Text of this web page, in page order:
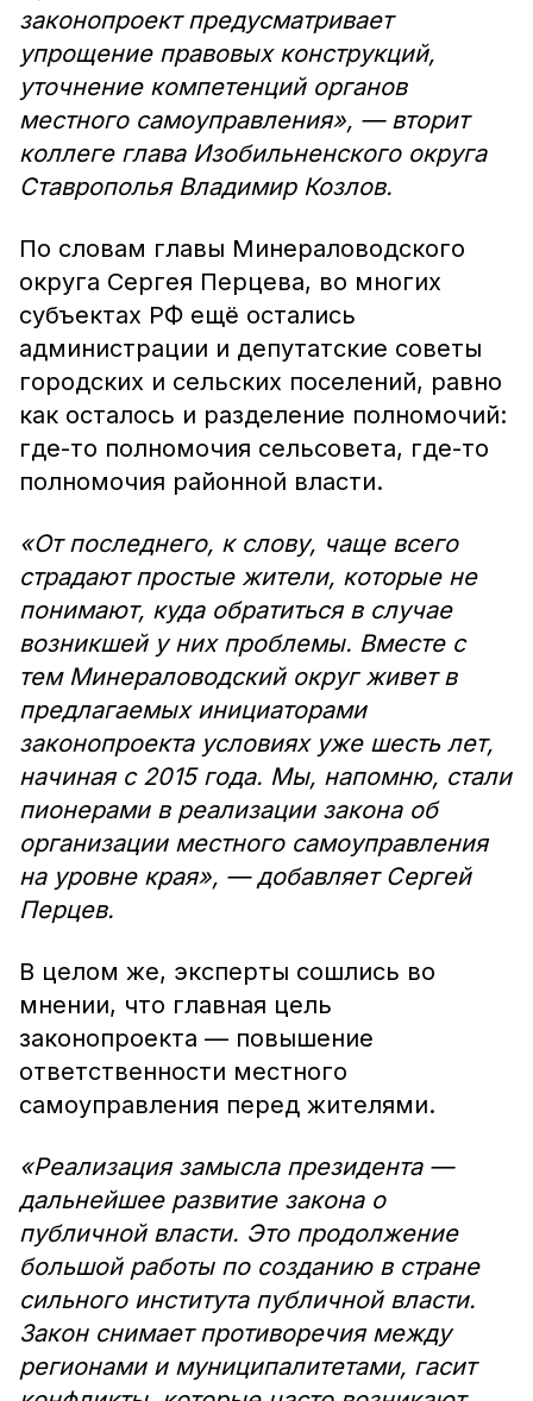
законопроект предусматривает
упрощение правовых конструкций,
уточнение компетенций органов
местного самоуправления», — вторит
коллеге глава Изобильненского округа
Ставрополья Владимир Козлов.
По словам главы Минераловодского
округа Сергея Перцева, во многих
субъектах РФ ещё остались
администрации и депутатские советы
городских и сельских поселений, равно
как осталось и разделение полномочий:
где-то полномочия сельсовета, где-то
полномочия районной власти.
«От последнего, к слову, чаще всего
страдают простые жители, которые не
понимают, куда обратиться в случае
возникшей у них проблемы. Вместе с
тем Минераловодский округ живет в
предлагаемых инициаторами
законопроекта условиях уже шесть лет,
начиная с 2015 года. Мы, напомню, стали
пионерами в реализации закона об
организации местного самоуправления
на уровне края», — добавляет Сергей
Перцев.
В целом же, эксперты сошлись во
мнении, что главная цель
законопроекта — повышение
ответственности местного
самоуправления перед жителями.
«Реализация замысла президента —
дальнейшее развитие закона о
публичной власти. Это продолжение
большой работы по созданию в стране
сильного института публичной власти.
Закон снимает противоречия между
регионами и муниципалитетами, гасит